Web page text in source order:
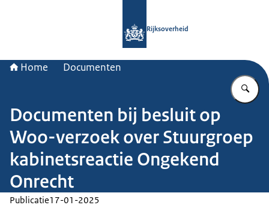
Rijksoverheid
Home Documenten
Documenten bij besluit op
Woo-verzoek over Stuurgroep
kabinetsreactie Ongekend
Onrecht
Publicatie17-01-2025